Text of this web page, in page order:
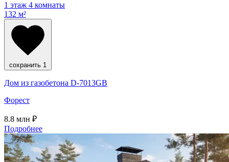
1 этаж 4 комнаты
132 м²
сохранить 1
Дом из газобетона D-7013GB
Форест
8.8 млн ₽
Подробнее